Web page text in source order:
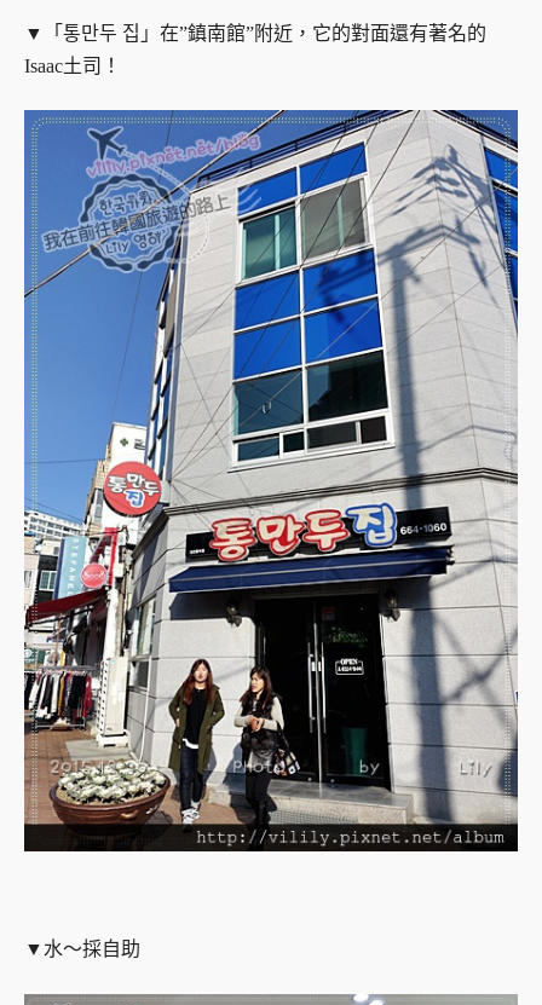
▼「통만두 집」在”鎮南館”附近，它的對面還有著名的
Isaac土司！
▼水～採自助